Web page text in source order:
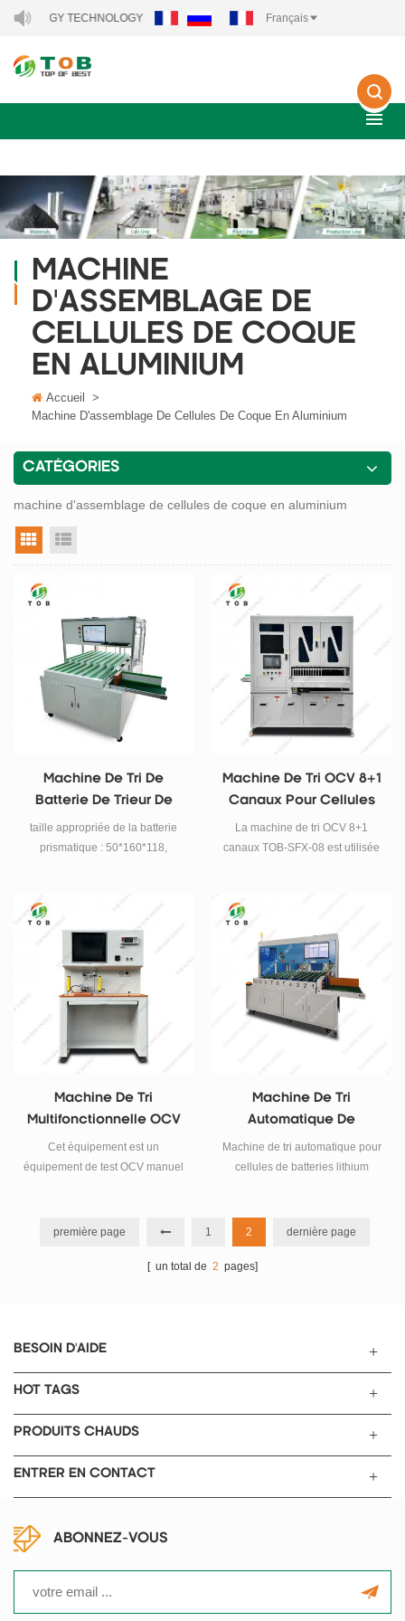
TECHNOLOGY CO., LTD.. Français
MACHINE
D'ASSEMBLAGE DE
CELLULES DE COQUE
EN ALUMINIUM
Accueil
>
Machine D'assemblage De Cellules De Coque En Aluminium
CATÉGORIES
machine d'assemblage de cellules de coque en aluminium
vue grille
Machine De Tri De
Batterie De Trieur De
Cellules Prismatiques
taille appropriée de la batterie
prismatique : 50*160*118,
Machine De Tri OCV 8+1
Canaux Pour Cellules
Prismatiques
La machine de tri OCV 8+1
canaux TOB-SFX-08 est utilisée
cellules et le téléchargement des
données dans la base de
données, qui peut être
connectée au MES du client
pour une surveillance et une
récupération en temps réel.
Machine De Tri
Multifonctionnelle OCV
Manuelle Pour Cellule
Prismatique
Cet équipement est un
équipement de test OCV manuel
bradiété du lithium-ion à cellules
tension et de résistance interne
Machine De Tri
Automatique De
Cellules Prismatiques
Avec Test IR Et De
Machine de tri automatique pour
cellules de batteries lithium
cellules/heure. Configuration sur
première page 1 2 dernière page
[ un total de 2 pages]
BESOIN D'AIDE
HOT TAGS
PRODUITS CHAUDS
ENTRER EN CONTACT
ABONNEZ-VOUS